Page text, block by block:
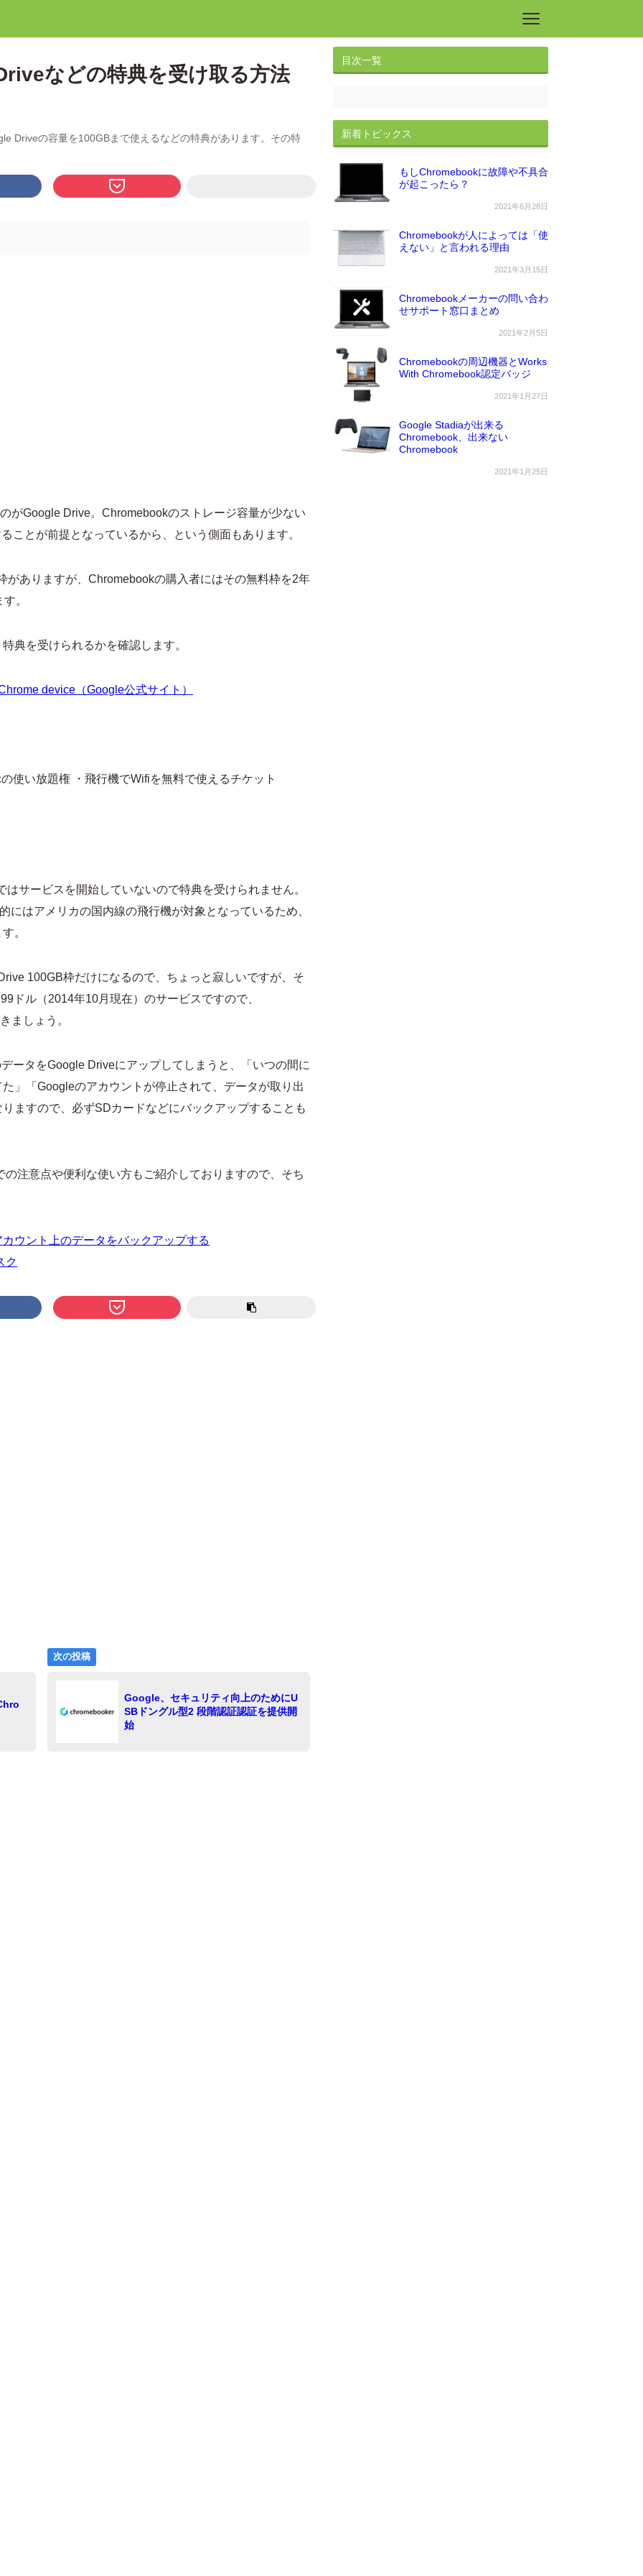
などの特典を受け取る方法
Driveの容量を100GBまで使えるなどの特典があります。その特
がGoogle Drive。Chromebookのストレージ容量が少ない
ことが前提となっているから、という側面もあります。
がありますが、Chromebookの購入者にはその無料枠を2年
。
典を受けられるかを確認します。
device（Google公式サイト）
使い放題権 ・飛行機でWifiを無料で使えるチケット
サービスを開始していないので特典を受けられません。
にはアメリカの国内線の飛行機が対象となっているため、
。
100GB枠だけになるので、ちょっと寂しいですが、そ
ドル（2014年10月現在）のサービスですので、
ましょう。
ータをGoogle Driveにアップしてしまうと、「いつの間に
」「Googleのアカウントが停止されて、データが取り出
ますので、必ずSDカードなどにバックアップすることも
注意点や便利な使い方もご紹介しておりますので、そち
ウント上のデータをバックアップする
ク
次の投稿
の
Google、セキュリティ向上のためにU
SBドングル型2 段階認証認証を提供開
始
目次一覧
新着トピックス
もしChromebookに故障や不具合
が起こったら？
2021年6月28日
Chromebookが人によっては「使
えない」と言われる理由
2021年3月15日
Chromebookメーカーの問い合わ
せサポート窓口まとめ
2021年2月5日
Chromebookの周辺機器とWorks
With Chromebook認定バッジ
2021年1月27日
Google Stadiaが出来る
Chromebook、出来ない
Chromebook
2021年1月25日